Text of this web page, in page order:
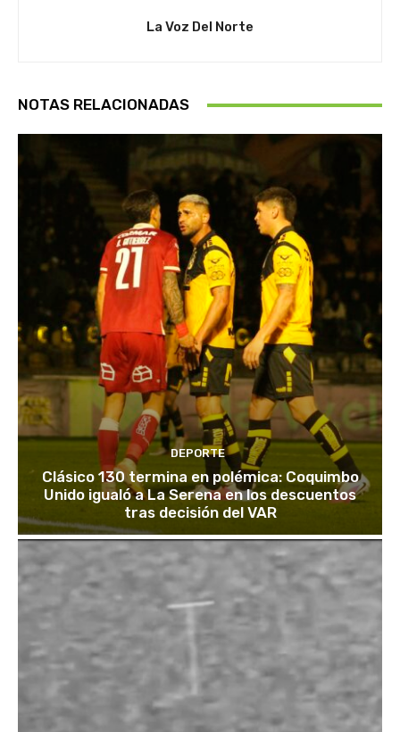
La Voz Del Norte
NOTAS RELACIONADAS
DEPORTE
Clásico 130 termina en polémica: Coquimbo
Unido igualó a La Serena en los descuentos
tras decisión del VAR